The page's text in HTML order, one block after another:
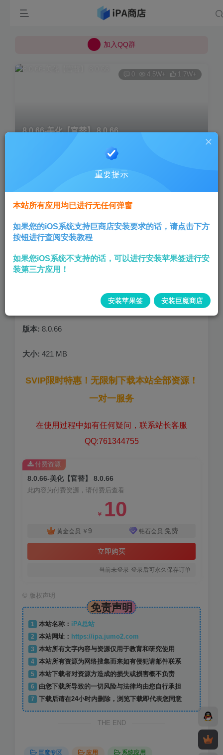
所有上传的应用 均已通过 严格的安全检测
加入QQ群
8.0.66-美化【官替】 8.0.66
0 4.5W+ 1.7W+
需要先卸载掉官方版本
密码登录
禁用手机号登录 注入插件：
酸果
themepro
77theme
微信增强 虚拟视频
版本: 8.0.66
大小: 421 MB
SVIP限时特惠！无限制下载本站全部资源！
一对一服务
在使用过程中如有任何疑问，联系站长客服
QQ:761344755
8.0.66-美化【官替】 8.0.66
此内容为付费资源，请付费后查看
￥ 10
黄金会员 ￥ 9 钻石会员 免费
立即购买
当前未登录-登录后可永久保存订单
付费资源
© 版权声明
免责声明
1 本站名称： iPA总站
2
本站网址： https://ipa.jumo2.com
3
本站所有文字内容与资源仅用于教育和研究使用
4
本站所有资源为网络搜集而来如有侵犯请邮件联系
5
本站下载者对资源方造成的损失或损害概不负责
6
由您下载所导致的一切风险与法律均由您自行承担
7
下载后请在24小时内删除，浏览下载即代表您同意
THE END
巨魔专区 应用 系统应用
重要提示
本站所有应用均已进行无任何弹窗
如果您的iOS系统支持巨商店安装要求的话，请点击下方
按钮进行查阅安装教程
如果您iOS系统不支持的话，可以进行安装苹果签进行安
装第三方应用！
安装苹果签 安装巨魔商店